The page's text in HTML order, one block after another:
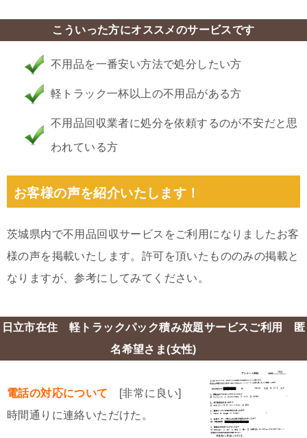
こういった方にオススメのサービスです
不用品を一番安い方法で処分したい方
軽トラック一杯以上の不用品がある方
不用品回収業者に処分を依頼するのが不安だと思
われている方
お客様の声を紹介いたします！
茨城県内で不用品回収サービスをご利用になりましたお客
様の声を掲載いたします。許可を頂いたもののみの掲載と
なりますが、参考にしてみてください。
日立市在住 軽トラックパック積み放題サービスご利用 匿
名希望さま(女性)
電話の対応について [非常に良い]
時間通りに連絡いただけた。